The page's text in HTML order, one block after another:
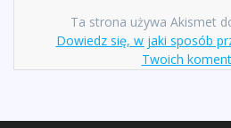
Ta strona używa Akismet
Dowiedz się, w jaki sposób
Twoich